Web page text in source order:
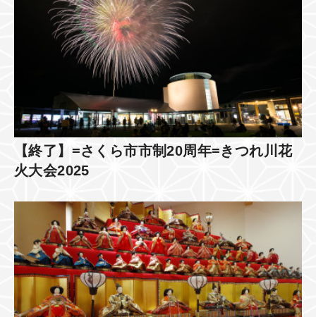
【終了】=さくら市市制20周年=きつれ川花
火大会2025